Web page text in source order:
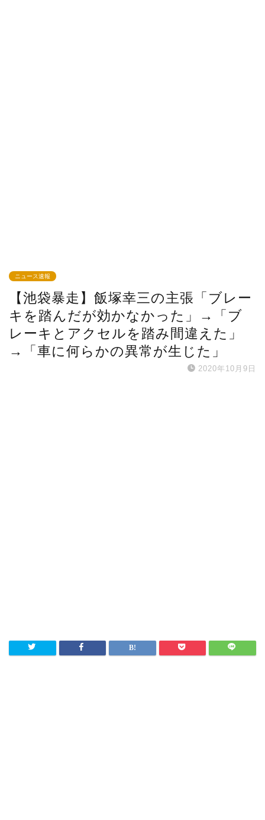
ニュース速報
【池袋暴走】飯塚幸三の主張「ブレー
キを踏んだが効かなかった」→「ブ
レーキとアクセルを踏み間違えた」
→「車に何らかの異常が生じた」
2020年10月9日